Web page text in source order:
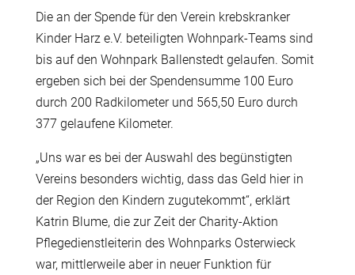
Die an der Spende für den Verein krebskranker
Kinder Harz e.V. beteiligten Wohnpark-Teams sind
bis auf den Wohnpark Ballenstedt gelaufen. Somit
ergeben sich bei der Spendensumme 100 Euro
durch 200 Radkilometer und 565,50 Euro durch
377 gelaufene Kilometer.
„Uns war es bei der Auswahl des begünstigten
Vereins besonders wichtig, dass das Geld hier in
der Region den Kindern zugutekommt“, erklärt
Katrin Blume, die zur Zeit der Charity-Aktion
Pflegedienstleiterin des Wohnparks Osterwieck
war, mittlerweile aber in neuer Funktion für